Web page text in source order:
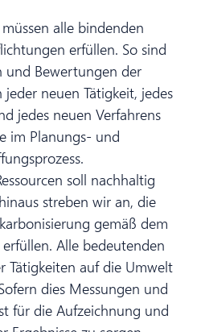
alle bindenden
erfüllen. So sind
und Bewertungen der
neuen Tätigkeit, jedes
jedes neuen Verfahrens
im Planungs- und
soll nachhaltig
streben wir an, die
gemäß dem
Alle bedeutenden
Tätigkeiten auf die Umwelt
dies Messungen und
für die Aufzeichnung und